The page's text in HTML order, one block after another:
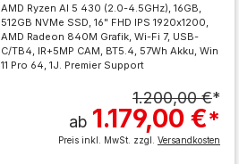
AMD Ryzen AI 5 430 (2.0-4.5GHz), 16GB,
512GB NVMe SSD, 16" FHD IPS 1920x1200,
AMD Radeon 840M Grafik, Wi-Fi 7, USB-
C/TB4, IR+5MP CAM, BT5.4, 57Wh Akku, Win
11 Pro 64, 1J. Premier Support
1.200,00 €*
ab 1.179,00 €*
Preis inkl. MwSt. zzgl. Versandkosten